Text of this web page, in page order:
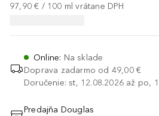
97,90 € / 100 ml vrátane DPH
Online: Na sklade
Doprava zadarmo od 49,00 €
Doručenie: st, 12.08.2026 až po,
Predajňa Douglas